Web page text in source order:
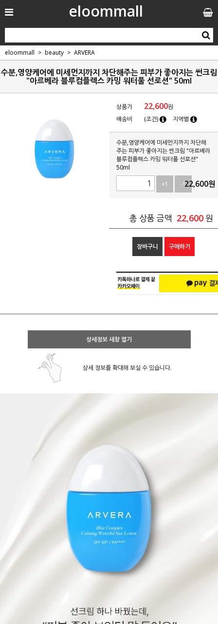
eloommall
eloommall beauty ARVERA
수분,영양케어에 미세먼지까지 차단해주는 피부가 좋아지는 썬크림
"아르베라 블루컴플렉스 카밍 워터풀 선로션" 50ml
상품가 22,600원
배송비
(조건) 지역별
수분,영양케어에 미세먼지까지 차단해
주는 피부가 좋아지는 썬크림 "아르베라
블루컴플렉스 카밍 워터풀 선로션"
50ml
+1
-122,600원
총 상품 금액 22,600 원
장바구니 구매하기
상세정보 새창 열기
상세 정보를 확대해 보실 수 있습니다.